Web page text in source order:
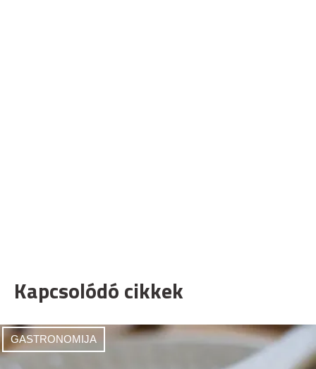
Kapcsolódó cikkek
GASTRONOMIJA